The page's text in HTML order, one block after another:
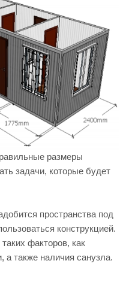
размеры
задачи, которые будет
пространства под
конструкцией.
факторов, как
а также наличия санузла.